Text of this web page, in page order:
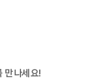
만나세요!